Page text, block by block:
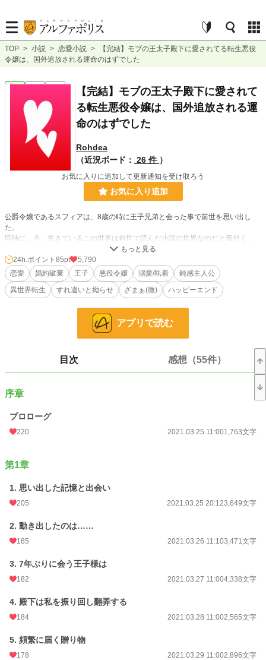
TOP > 小説 > 恋愛小説 >
【完結】モブの王太子殿下に愛されてる転生悪役
令嬢は、国外追放される運命のはずでした
恋愛 完結 長編
【完結】モブの王太子殿下に愛されて
る転生悪役令嬢は、国外追放される運
命のはずでした
Rohdea
（近況ボード： 26 件 ）
お気に入りに追加して更新通知を受け取ろう
お気に入り追加
公爵令嬢であるスフィアは、8歳の時に王子兄弟と会った事で前世を思い出し
た。
同時に、今、生きているこの世界は前世で読んだ小説の世界なのだと気付く。
さらに自分はヒーロー(第二王子)とヒロインが結ばれる為に、
婚約破棄されて国外追放となる運命の悪役令嬢だった……
とりあえず、王家と距離を置きヒーロー(第二王子)との婚約から逃げる事にした
スフィア。
婚約者となるはずのヒーロー(第二王子)ではなく……
※ 『記憶喪失になってから、あなたの本当の気持ちを知りました』
に出てくる主人公の友人の話です。
お気に入り
24h.ポイント 85 pt
文字数
更新日時 2021.04.29 19:03
初回完結日時 2021.04.29 19:05
累計ポイント
24h.ポイント 85pt
5,790
恋愛
婚約破棄 王子 悪役令嬢 溺愛/執着
鈍感主人公
異世界転生
すれ違いと拗らせ ざまぁ(微) ハッピーエンド
アプリで読む
目次 感想（55件）
序章
プロローグ
220 2021.03.25 11:001,763文字
第1章
1. 思い出した記憶と出会い
205 2021.03.25 20:123,649文字
2. 動き出したのは……
185 2021.03.26 11:103,471文字
3. 7年ぶりに会う王子様は
182 2021.03.27 11:004,338文字
4. 殿下は私を振り回し翻弄する
184 2021.03.28 11:002,565文字
5. 頻繁に届く贈り物
178 2021.03.29 11:002,896文字